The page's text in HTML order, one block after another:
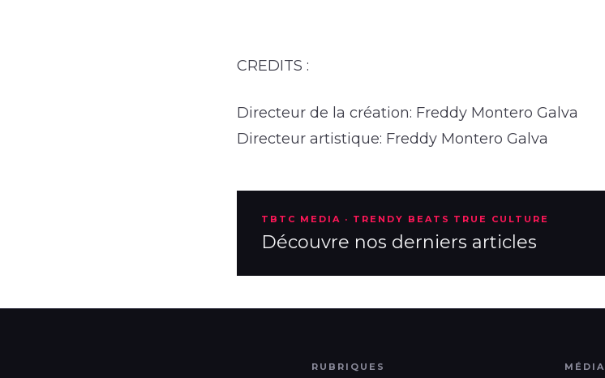
CREDITS :
Directeur de la création: Freddy Montero Galva
Directeur artistique: Freddy Montero Galva
TBTC MEDIA · TRENDY BEATS TRUE CULTURE
Découvre nos derniers articles
RUBRIQUES MÉDIA